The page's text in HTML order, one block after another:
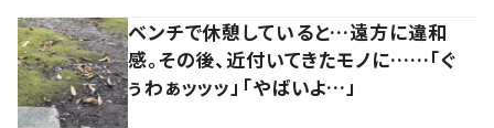
ベンチで休憩していると…遠方に違和
感。その後、近付いてきたモノに……「ぐ
ぅわぁッッッ」「やばいよ…」